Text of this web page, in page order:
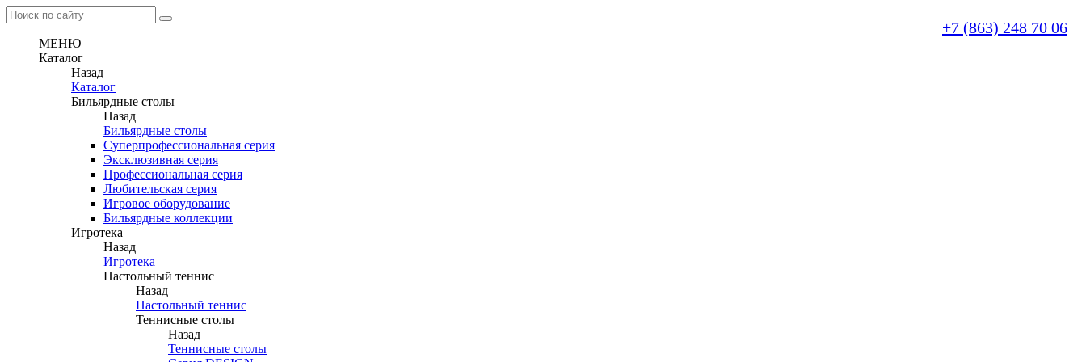
+7 (863) 248 70 06
МЕНЮ
Каталог
Назад
Каталог
Бильярдные столы
Назад
Бильярдные столы
Суперпрофессиональная серия
Эксклюзивная серия
Профессиональная серия
Любительская серия
Игровое оборудование
Бильярдные коллекции
Игротека
Назад
Игротека
Настольный теннис
Назад
Настольный теннис
Теннисные столы
Назад
Теннисные столы